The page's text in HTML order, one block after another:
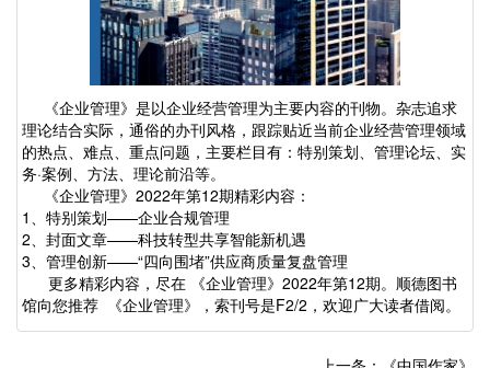
《企业管理》是以企业经营管理为主要内容的刊物。杂志追求
理论结合实际，通俗的办刊风格，跟踪贴近当前企业经营管理领域
的热点、难点、重点问题，主要栏目有：特别策划、管理论坛、实
务·案例、方法、理论前沿等。
《企业管理》2022年第12期精彩内容：
1、特别策划——企业合规管理
2、封面文章——科技转型共享智能新机遇
3、管理创新——“四向围堵”供应商质量复盘管理
更多精彩内容，尽在 《企业管理》2022年第12期。顺德图书
馆向您推荐 《企业管理》，索刊号是F2/2，欢迎广大读者借阅。